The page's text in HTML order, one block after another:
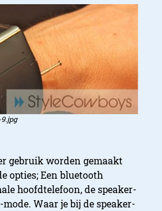
gebruik worden gemaakt
opties; Een bluetooth
hoofdtelefoon, de speaker-
Waar je bij de speaker-